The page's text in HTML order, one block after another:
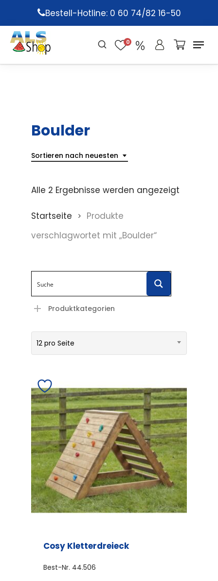
main
content
Bestell-Hotline: 0 60 74/82 16-50
0
Boulder
Sortieren nach neuesten
Alle 2 Ergebnisse werden angezeigt
Startseite
Produkte
verschlagwortet mit „Boulder“
Produktkategorien
12 pro Seite
Cosy Kletterdreieck
Best-Nr. 44.506